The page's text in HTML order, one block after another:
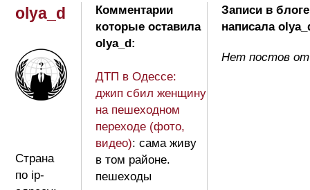
olya_d
Страна
по ip-
Комментарии
которые оставила
olya_d:
ДТП в Одессе:
джип сбил женщину
на пешеходном
переходе (фото,
видео): сама живу
в том районе.
пешеходы
Записи в
написала
Нет постов от